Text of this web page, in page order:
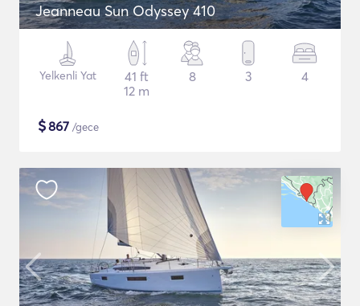
Jeanneau Sun Odyssey 410
Yelkenli Yat
41 ft
12 m
8 3 4
$867 /gece